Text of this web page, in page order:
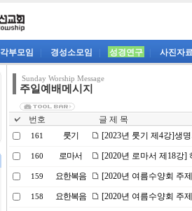
각부모임 경성소모임 성경연구 사진자
Sunday Worship Message
주일예배메시지
번호 글 제 목
161 룻기 [2023년 룻기 제4강]생
160 로마서 [2020년 로마서 제18강]
159 요한복음 [2020년 여름수양회 주
158 요한복음 [2020년 여름수양회 주